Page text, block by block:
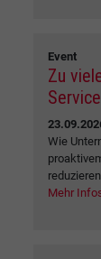
Event
Zu
Wie
Mehr